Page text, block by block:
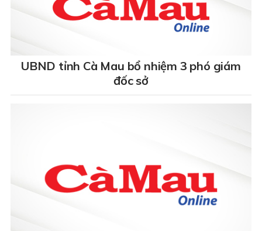
UBND tỉnh Cà Mau bổ nhiệm 3 phó giám
đốc sở